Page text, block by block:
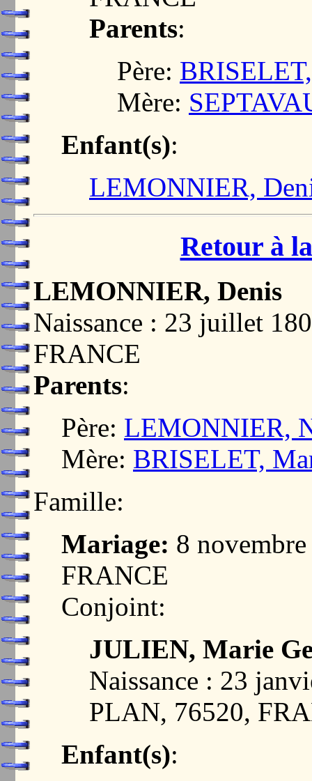
Parents:
Père:
Mère:
Enfant(s):
LEMONNIER,
Retour à
LEMONNIER, Denis
Naissance : 23 juillet
FRANCE
Parents:
Père: LEMONNIER,
Mère: BRISELET,
Famille:
Mariage: 8
FRANCE
Conjoint:
JULIEN, Marie
Naissance : 23
PLAN, 76520,
Enfant(s):